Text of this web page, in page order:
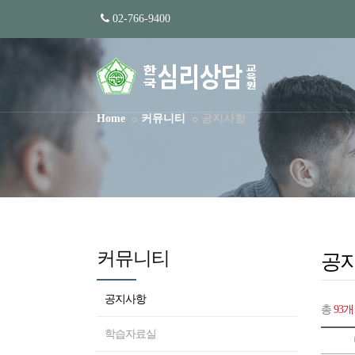
02-766-9400
Home 커뮤니티 공지사항
공
총 93개
커뮤니티
공지사항
학습자료실